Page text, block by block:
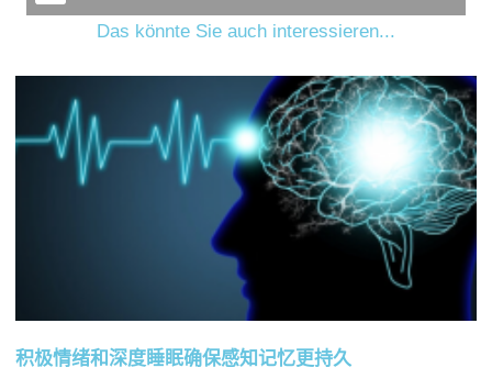
Das könnte Sie auch interessieren...
积极情绪和深度睡眠确保感知记忆更持久